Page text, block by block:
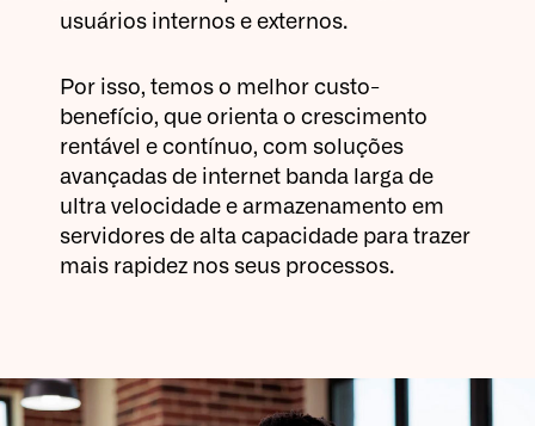
usuários internos e externos.
Por isso, temos o melhor custo-
benefício, que orienta o crescimento
rentável e contínuo, com soluções
avançadas de internet banda larga de
ultra velocidade e armazenamento em
servidores de alta capacidade para trazer
mais rapidez nos seus processos.